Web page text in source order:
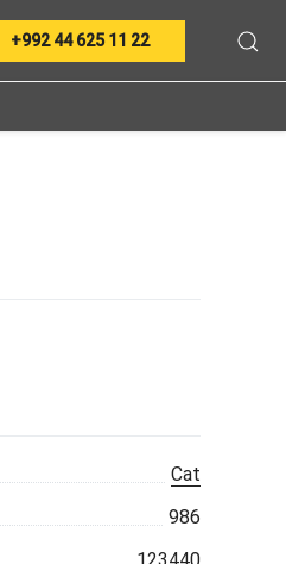
+992 44 625 11 22
Cat
986